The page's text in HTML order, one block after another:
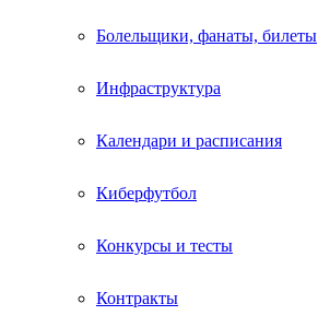
Болельщики, фанаты, билеты
Инфраструктура
Календари и расписания
Киберфутбол
Конкурсы и тесты
Контракты